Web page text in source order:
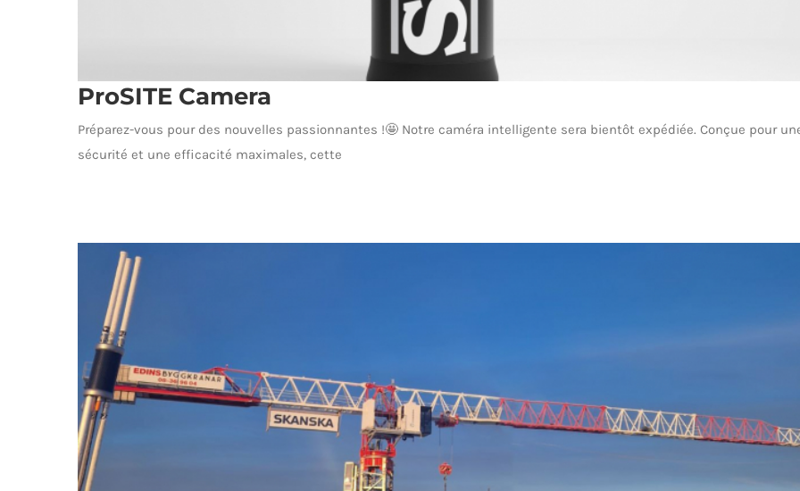
ProSITE Camera
Préparez-vous pour des nouvelles passionnantes !🤩 Notre caméra intelligente sera bientôt expédiée. Conçue pour
sécurité et une efficacité maximales, cette